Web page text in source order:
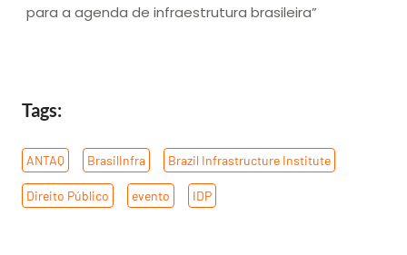
para a agenda de infraestrutura brasileira”
Tags:
ANTAQ BrasilInfra Brazil Infrastructure Institute
Direito Público evento IDP